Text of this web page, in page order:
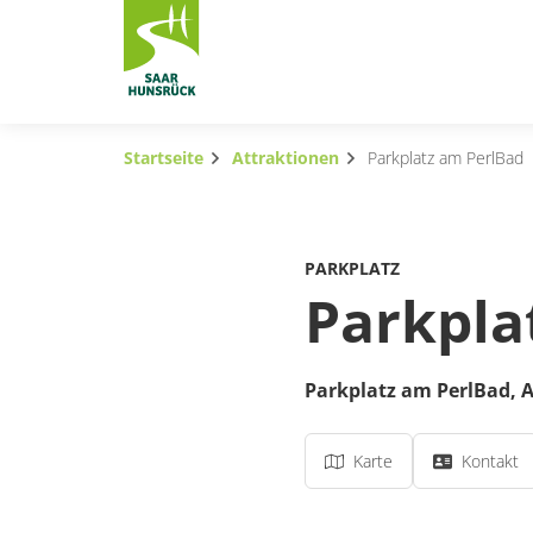
Zum Hauptinhalt springen
Startseite Attraktionen Parkplatz am PerlBad
PARKPLATZ
Parkplatz am PerlBad,
Karte Kontakt